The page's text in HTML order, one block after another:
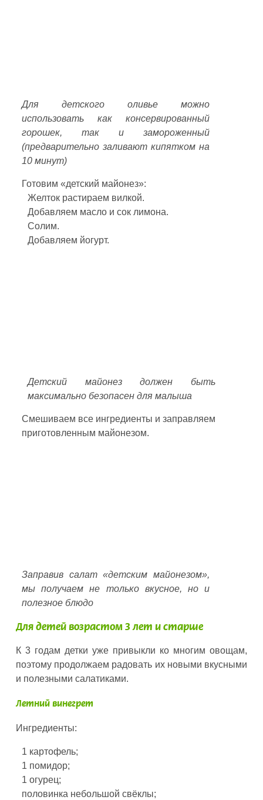
Для детского оливье можно
использовать как консервированный
горошек, так и замороженный
(предварительно заливают кипятком на
10 минут)
Готовим «детский майонез»:
Желток растираем вилкой.
Добавляем масло и сок лимона.
Солим.
Добавляем йогурт.
Детский майонез должен быть
максимально безопасен для малыша
Смешиваем все ингредиенты и заправляем
приготовленным майонезом.
Заправив салат «детским майонезом»,
мы получаем не только вкусное, но и
полезное блюдо
Для детей возрастом 3 лет и старше
К 3 годам детки уже привыкли ко многим овощам,
поэтому продолжаем радовать их новыми вкусными
и полезными салатиками.
Летний винегрет
Ингредиенты:
1 картофель;
1 помидор;
1 огурец;
половинка небольшой свёклы;